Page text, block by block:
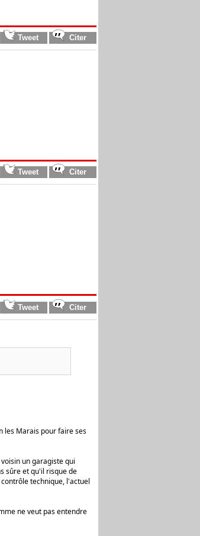
les Marais pour faire ses
un garagiste qui
sûre et qu'il risque de
technique, l'actuel
ne veut pas entendre